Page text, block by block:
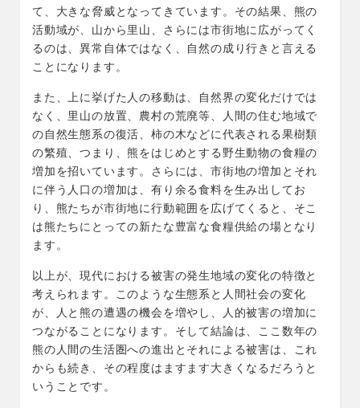
て、大きな脅威となってきています。その結果、熊の
活動域が、山から里山、さらには市街地に広がってく
るのは、異常自体ではなく、自然の成り行きと言える
ことになります。
また、上に挙げた人の移動は、自然界の変化だけでは
なく、里山の放置、農村の荒廃等、人間の住む地域で
の自然生態系の復活、柿の木などに代表される果樹類
の繁殖、つまり、熊をはじめとする野生動物の食糧の
増加を招いています。さらには、市街地の増加とそれ
に伴う人口の増加は、有り余る食料を生み出してお
り、熊たちが市街地に行動範囲を広げてくると、そこ
は熊たちにとっての新たな豊富な食糧供給の場となり
ます。
以上が、現代における被害の発生地域の変化の特徴と
考えられます。このような生態系と人間社会の変化
が、人と熊の遭遇の機会を増やし、人的被害の増加に
つながることになります。そして結論は、ここ数年の
熊の人間の生活圏への進出とそれによる被害は、これ
からも続き、その程度はますます大きくなるだろうと
いうことです。